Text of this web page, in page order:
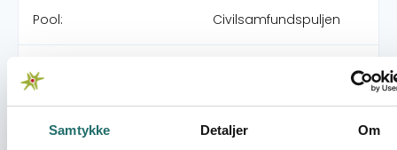
Samtykke Detaljer Om
Pool: Civilsamfundspuljen
Grant type:
Resume